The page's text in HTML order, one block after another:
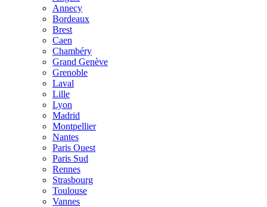
Annecy
Bordeaux
Brest
Caen
Chambéry
Grand Genève
Grenoble
Laval
Lille
Lyon
Madrid
Montpellier
Nantes
Paris Ouest
Paris Sud
Rennes
Strasbourg
Toulouse
Vannes